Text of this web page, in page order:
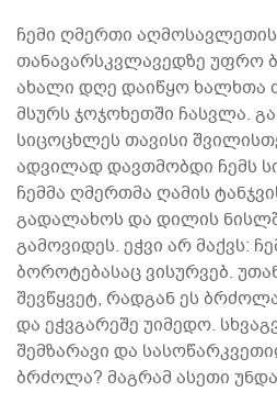
ჩემი ღმერთი
თანავარსკვლავედზე უფრო
ახალი დღე დაიწყო ხალხთა
მსურს ჯოჯოხეთში ჩასვლა.
სიცოცხლეს თავისი
ადვილად დავთმობდი ჩემს
ჩემმა ღმერთმა ღამის
გადალახოს და დილის
გამოვიდეს. ეჭვი არ მაქვს:
ბოროტებასაც ვისურვებ.
შევწყვეტ, რადგან ეს
და ეჭვგარეშე უიმედო.
შემზარავი და
ბრძოლა? მაგრამ ასეთი